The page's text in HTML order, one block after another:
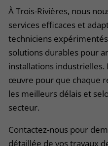
À Trois-Rivières, nous
services efficaces et
techniciens
solutions durables pour
installations
œuvre pour que chaque
les meilleurs délais et
secteur.
Contactez-nous pour
détaillée de vos travaux